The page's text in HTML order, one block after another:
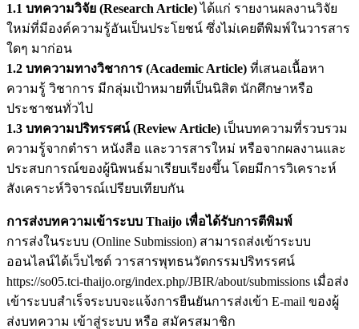
1.1 บทความวิจัย (Research Article)ได้แก่ รายงานผลงานวิจัย
ใหม่ที่มีองค์ความรู้อันเป็นประโยชน์ ซึ่งไม่เคยตีพิมพ์ในวารสาร
ใดๆ มาก่อน
1.2 บทความทางวิชาการ (Academic Article) ที่เสนอเนื้อหา
ความรู้ วิชาการ มีกลุ่มเป้าหมายที่เป็นนิสิต นักศึกษาหรือ
ประชาชนทั่วไป
1.3 บทความปริทรรศน์ (Review Article) เป็นบทความที่รวบรวม
ความรู้จากตำรา หนังสือ และวารสารใหม่ หรือจากผลงานและ
ประสบการณ์ของผู้นิพนธ์มาเรียบเรียงขึ้น โดยมีการวิเคราะห์
สังเคราะห์วิจารณ์เปรียบเทียบกัน
การส่งบทความเข้าระบบ Thaijo เพื่อได้รับการตีพิมพ์
การส่งในระบบ (Online Submission) สามารถส่งเข้าระบบ
ออนไลน์ได้เว็บไซต์ วารสารพุทธนวัตกรรมปริทรรศน์
https://so05.tci-thaijo.org/index.php/JBIR/about/submissions เมื่อส่ง
เข้าระบบสำเร็จระบบจะแจ้งการยืนยันการส่งเข้า E-mail ของผู้
ส่งบทความ เข้าสู่ระบบ หรือ สมัครสมาชิก